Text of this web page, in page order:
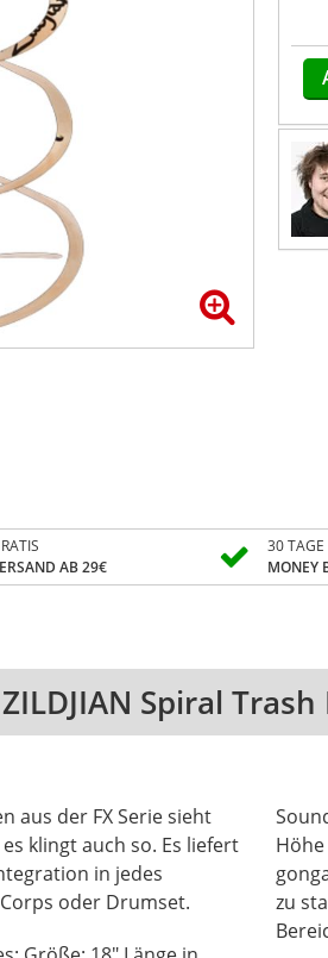
AB 29€
30 TAGE
MONEY
ZILDJIAN Spiral
aus der FX Serie sieht
klingt auch so. Es liefert
in jedes
oder Drumset.
zu